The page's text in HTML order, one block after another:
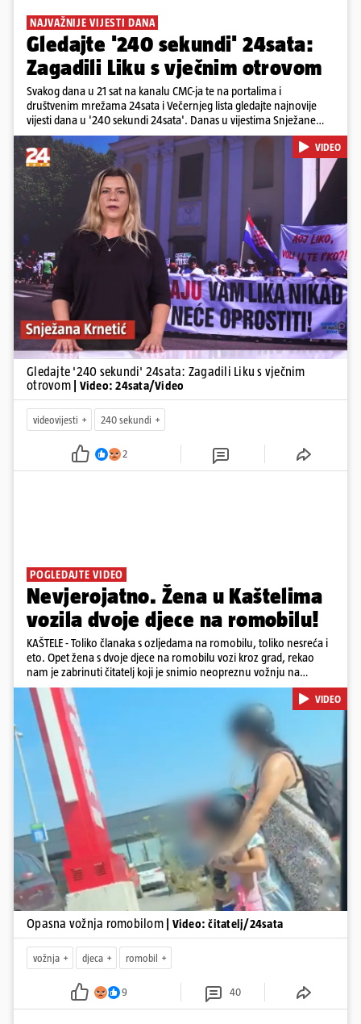
NAJVAŽNIJE VIJESTI DANA
Gledajte '240 sekundi' 24sata:
Zagadili Liku s vječnim otrovom
Svakog dana u 21 sat na kanalu CMC-ja te na portalima i
društvenim mrežama 24sata i Večernjeg lista gledajte najnovije
vijesti dana u '240 sekundi 24sata'. Danas u vijestima Snježane
Krnetić: Lika teško zagađena s 37.000 tona opasnog otpada, Troje
poginulih u nesreći u Zagrebu, Uhićen načelnik Svetog Ivana
Žabna, Borba za život Denisa Vejzovića, Krajaču režu ovlasti: Slijedi
otkaz...
Pokretanje videa...
VIDEO
Gledajte '240 sekundi' 24sata: Zagadili Liku s vječnim
otrovom
| Video: 24sata/Video
videovijesti 240 sekundi
2
POGLEDAJTE VIDEO
Nevjerojatno. Žena u Kaštelima
vozila dvoje djece na romobilu!
KAŠTELE - Toliko članaka s ozljedama na romobilu, toliko nesreća i
eto. Opet žena s dvoje djece na romobilu vozi kroz grad, rekao
nam je zabrinuti čitatelj koji je snimio neopreznu vožnju na
romobilu u četvrtak prijepodne kroz Kaštele. Podsjetimo, mjesec i
pol od smrti dječaka (14) u Metkoviću, pad s električnog romobila
odnio je još jedan mladi život. Unatoč naporima liječnika KBC-a
Zagreb, u ponedjeljak maloljetnik je podlegao ozljedama
zadobivenima u padu s romobila.
Pokretanje videa...
VIDEO
Opasna vožnja romobilom | Video: čitatelj/24sata
vožnja djeca romobil
9 40